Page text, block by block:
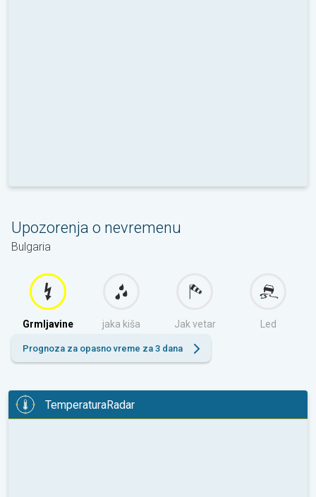
Upozorenja o nevremenu
Bulgaria
Grmljavine jaka kiša Jak vetar Led
Prognoza za opasno vreme za 3 dana
TemperaturaRadar